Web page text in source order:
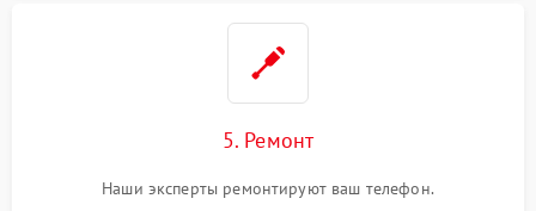
5. Ремонт
Наши эксперты ремонтируют ваш телефон.